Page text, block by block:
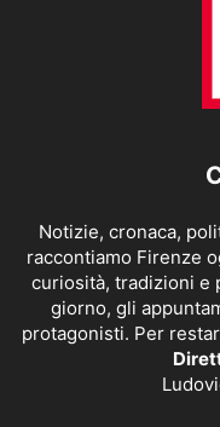
Notizie, cronaca,
raccontiamo Firenze
curiosità, tradizioni e
giorno, gli
protagonisti. Per